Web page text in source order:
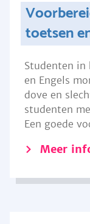
toetsen
Studenten in
en Engels
dove en
studenten
Een goede
Meer